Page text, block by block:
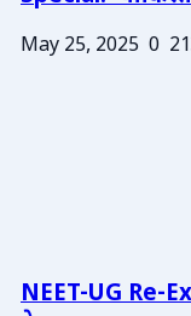
May 25, 2025 0
NEET-UG Re-